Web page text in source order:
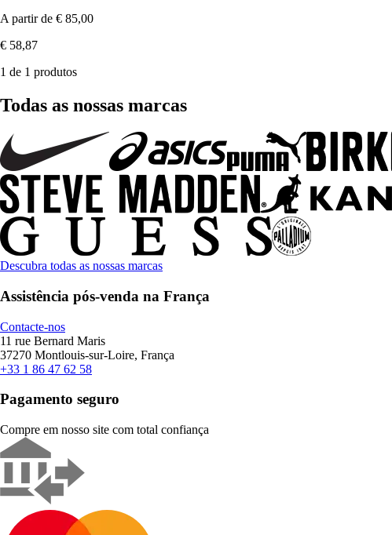
A partir de € 85,00
€ 58,87
1 de 1 produtos
Todas as nossas marcas
Descubra todas as nossas marcas
Assistência pós-venda na França
Contacte-nos
11 rue Bernard Maris
37270 Montlouis-sur-Loire, França
+33 1 86 47 62 58
Pagamento seguro
Compre em nosso site com total confiança